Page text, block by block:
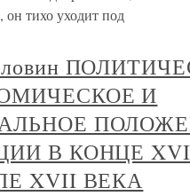
он тихо уходит под
И
В КОНЦЕ
XVII ВЕКА